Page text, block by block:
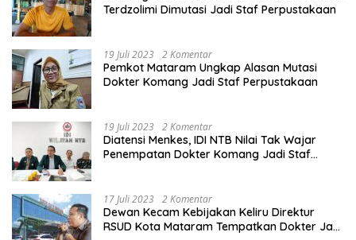
Terdzolimi Dimutasi Jadi Staf Perpustakaan
19 Juli 2023 2 Komentar
Pemkot Mataram Ungkap Alasan Mutasi
Dokter Komang Jadi Staf Perpustakaan
19 Juli 2023 2 Komentar
Diatensi Menkes, IDI NTB Nilai Tak Wajar
Penempatan Dokter Komang Jadi Staf
17 Juli 2023 2 Komentar
Dewan Kecam Kebijakan Keliru Direktur
RSUD Kota Mataram Tempatkan Dokter Jadi